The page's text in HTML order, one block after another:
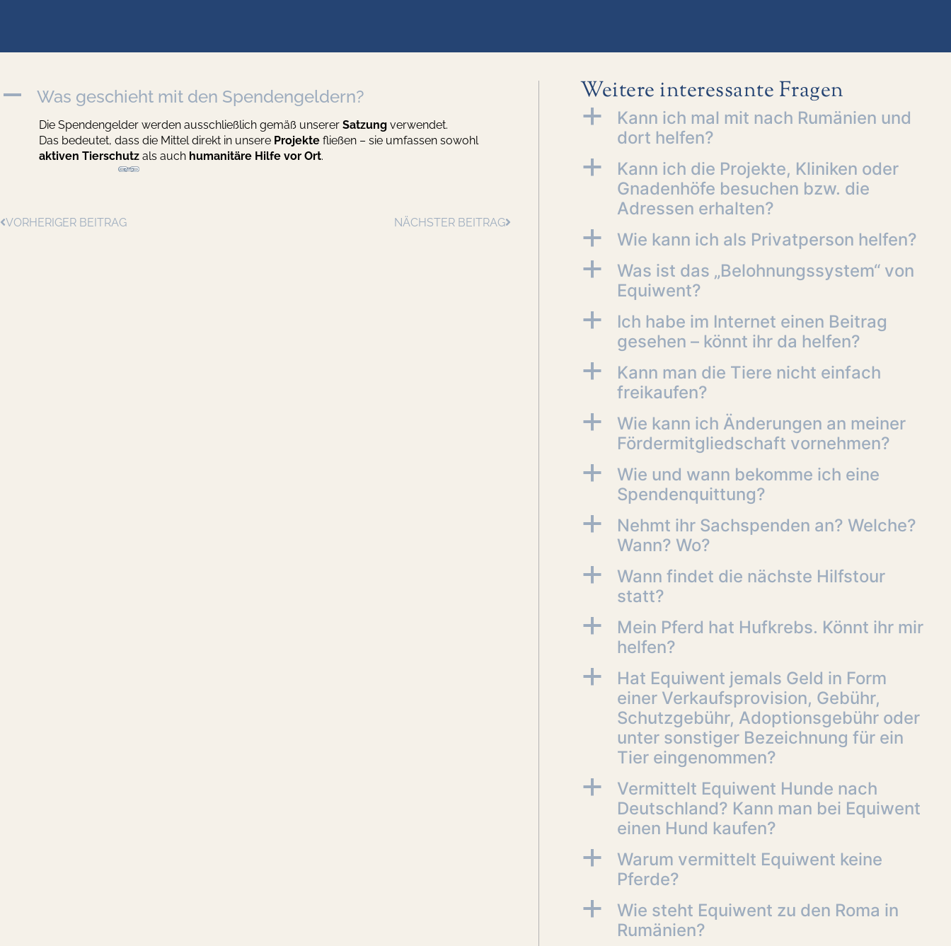
A Was geschieht mit den Spendengeldern?
Die Spendengelder werden ausschließlich gemäß unserer Satzung verwendet.
Das bedeutet, dass die Mittel direkt in unsere Projekte fließen – sie umfassen sowohl
aktiven Tierschutz als auch humanitäre Hilfe vor Ort.
VORHERIGER BEITRAG NÄCHSTER BEITRAG
Weitere interessante Fragen
a
Kann ich mal mit nach Rumänien und
dort helfen?
a
Kann ich die Projekte, Kliniken oder
Gnadenhöfe besuchen bzw. die
Adressen erhalten?
a Wie kann ich als Privatperson helfen?
a
Was ist das „Belohnungssystem“ von
Equiwent?
a
Ich habe im Internet einen Beitrag
gesehen – könnt ihr da helfen?
a
Kann man die Tiere nicht einfach
freikaufen?
a
Wie kann ich Änderungen an meiner
Fördermitgliedschaft vornehmen?
a
Wie und wann bekomme ich eine
Spendenquittung?
a
Nehmt ihr Sachspenden an? Welche?
Wann? Wo?
a
Wann findet die nächste Hilfstour
statt?
a
Mein Pferd hat Hufkrebs. Könnt ihr mir
helfen?
a
Hat Equiwent jemals Geld in Form
einer Verkaufsprovision, Gebühr,
Schutzgebühr, Adoptionsgebühr oder
unter sonstiger Bezeichnung für ein
Tier eingenommen?
a
Vermittelt Equiwent Hunde nach
Deutschland? Kann man bei Equiwent
einen Hund kaufen?
a
Warum vermittelt Equiwent keine
Pferde?
a
Wie steht Equiwent zu den Roma in
Rumänien?